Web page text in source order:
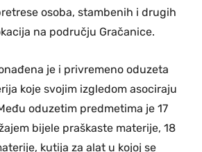
osoba, stambenih i drugih
na području Gračanice.
je i privremeno oduzeta
koje svojim izgledom asociraju
oduzetim predmetima je 17
bijele praškaste materije, 18
kutija za alat u kojoj se